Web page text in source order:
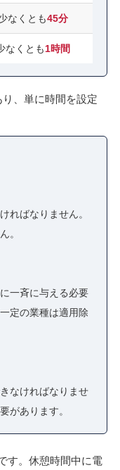
なくとも45分
なくとも1時間
、単に時間を設定
ればなりません。
。
一斉に与える必要
定の業種は適用除
なければなりませ
があります。
す。休憩時間中に電